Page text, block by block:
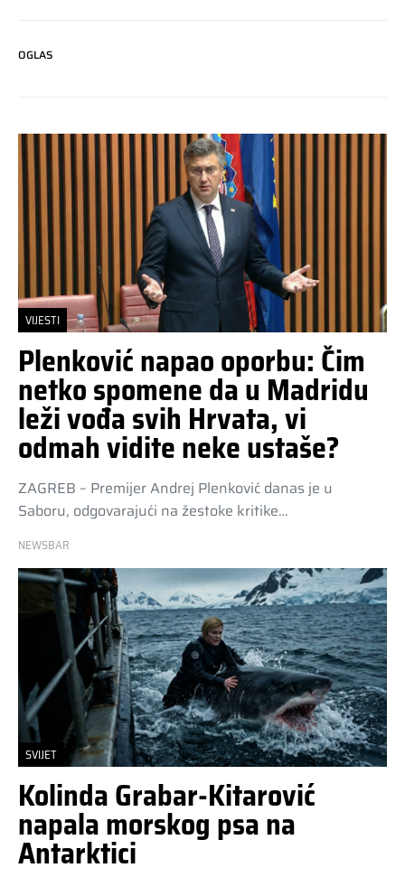
OGLAS
VIJESTI
Plenković napao oporbu: Čim
netko spomene da u Madridu
leži vođa svih Hrvata, vi
odmah vidite neke ustaše?
ZAGREB – Premijer Andrej Plenković danas je u
Saboru, odgovarajući na žestoke kritike…
NEWSBAR
SVIJET
Kolinda Grabar-Kitarović
napala morskog psa na
Antarktici